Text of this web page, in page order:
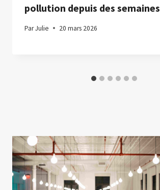
pollution depuis des semaines
ParJulie 20 mars 2026